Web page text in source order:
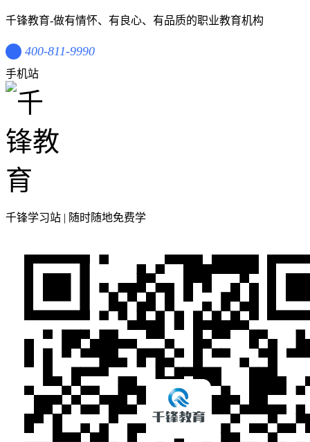
千锋教育-做有情怀、有良心、有品质的职业教育机构
400-811-9990
手机站
千锋学习站 | 随时随地免费学